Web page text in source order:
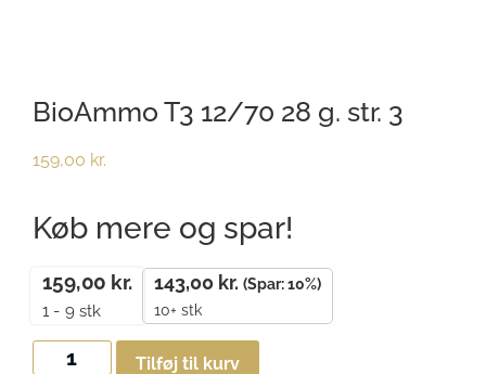
BioAmmo T3 12/70 28 g. str. 3
159,00 kr.
Køb mere og spar!
159,00 kr.
1 - 9stk
143,00 kr. (Spar: 10%)
10+ stk
Tilføj til kurv